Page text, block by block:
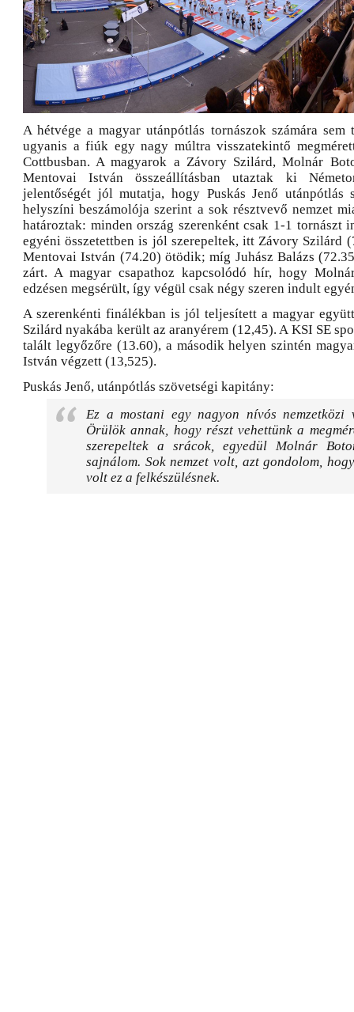
A hétvége a magyar utánpótlás tornászok számára sem
ugyanis a fiúk egy nagy múltra visszatekintő
Cottbusban. A magyarok a Závory Szilárd, Molnár
Mentovai István összeállításban utaztak ki
jelentőségét jól mutatja, hogy Puskás Jenő utánpótlás
helyszíni beszámolója szerint a sok résztvevő nemzet
határoztak: minden ország szerenként csak 1-1 tornászt
egyéni összetettben is jól szerepeltek, itt Závory Szilárd
Mentovai István (74.20) ötödik; míg Juhász Balázs
zárt. A magyar csapathoz kapcsolódó hír, hogy
edzésen megsérült, így végül csak négy szeren indult
A szerenkénti finálékban is jól teljesített a magyar
Szilárd nyakába került az aranyérem (12,45). A KSI SE
talált legyőzőre (13.60), a második helyen szintén
István végzett (13,525).
Puskás Jenő, utánpótlás szövetségi kapitány:
Ez a mostani egy nagyon nívós nemzetközi
Örülök annak, hogy részt vehettünk a
szerepeltek a srácok, egyedül Molnár
sajnálom. Sok nemzet volt, azt gondolom,
volt ez a felkészülésnek.